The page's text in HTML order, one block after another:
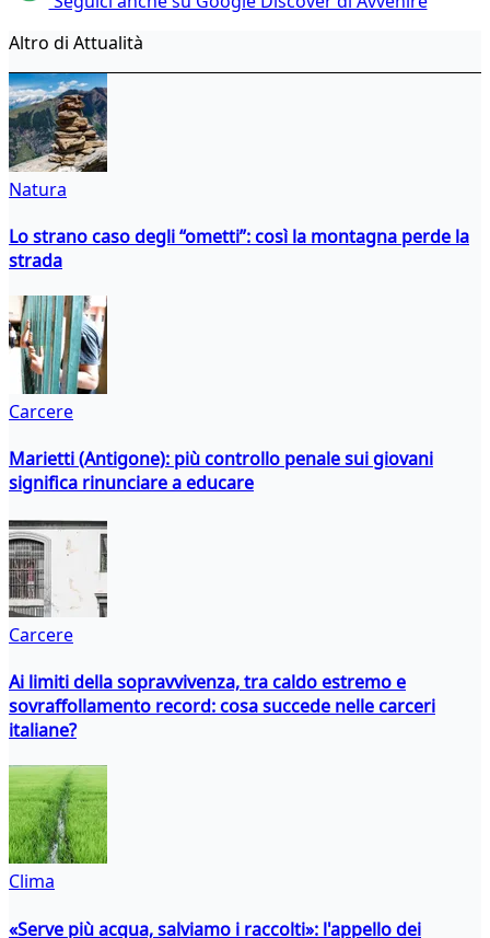
Altro di Attualità
Natura
Lo strano caso degli “ometti”: così la montagna perde la
strada
Carcere
Marietti (Antigone): più controllo penale sui giovani
significa rinunciare a educare
Carcere
Ai limiti della sopravvivenza, tra caldo estremo e
sovraffollamento record: cosa succede nelle carceri
italiane?
Clima
«Serve più acqua, salviamo i raccolti»: l'appello dei